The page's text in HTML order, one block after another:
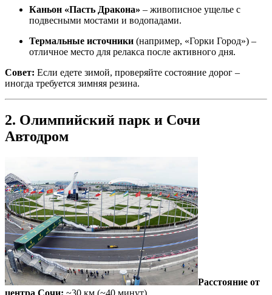
Каньон «Пасть Дракона» – живописное ущелье с
подвесными мостами и водопадами.
Термальные источники (например, «Горки Город») –
отличное место для релакса после активного дня.
Совет: Если едете зимой, проверяйте состояние дорог –
иногда требуется зимняя резина.
2. Олимпийский парк и Сочи
Автодром
Расстояние от
центра Сочи: ~30 км (~40 минут)